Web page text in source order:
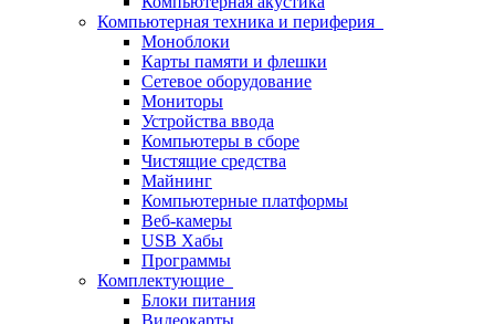
Компьютерная техника и периферия
Моноблоки
Карты памяти и флешки
Сетевое оборудование
Мониторы
Устройства ввода
Компьютеры в сборе
Чистящие средства
Майнинг
Компьютерные платформы
Веб-камеры
USB Хабы
Программы
Комплектующие
Блоки питания
Видеокарты